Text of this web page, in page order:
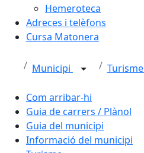
Hemeroteca
Adreces i telèfons
Cursa Matonera
Municipi Turisme
Com arribar-hi
Guia de carrers / Plànol
Guia del municipi
Informació del municipi